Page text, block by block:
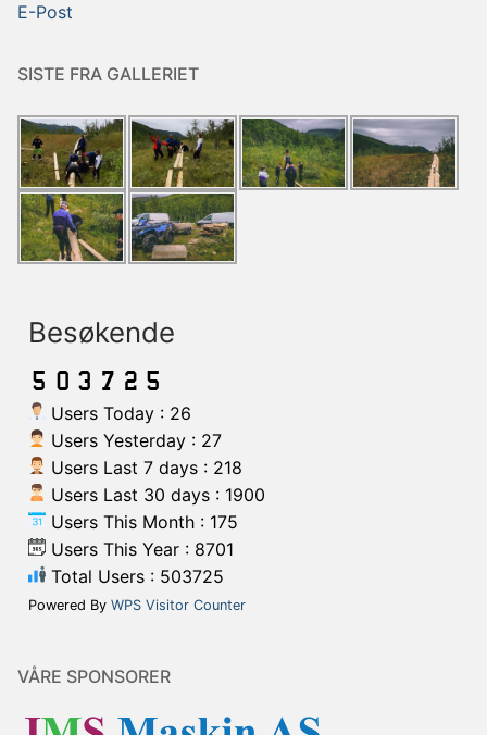
E-Post
SISTE FRA GALLERIET
Besøkende
Users Today : 26
Users Yesterday : 27
Users Last 7 days : 218
Users Last 30 days : 1900
Users This Month : 175
Users This Year : 8701
Total Users : 503725
Powered By WPS Visitor Counter
VÅRE SPONSORER